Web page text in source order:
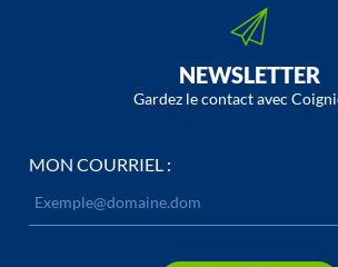
NEWSLETTER
Gardez le contact avec
MON COURRIEL :